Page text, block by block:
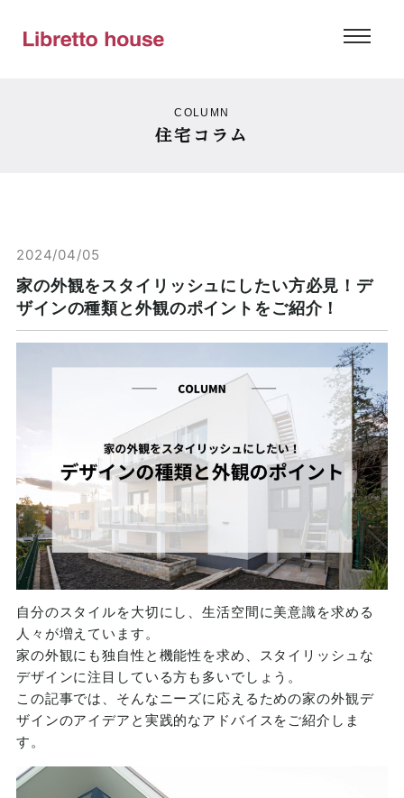
COLUMN
住宅コラム
2024/04/05
家の外観をスタイリッシュにしたい方必見！デ
ザインの種類と外観のポイントをご紹介！
自分のスタイルを大切にし、生活空間に美意識を求める
人々が増えています。
家の外観にも独自性と機能性を求め、スタイリッシュな
デザインに注目している方も多いでしょう。
この記事では、そんなニーズに応えるための家の外観デ
ザインのアイデアと実践的なアドバイスをご紹介しま
す。